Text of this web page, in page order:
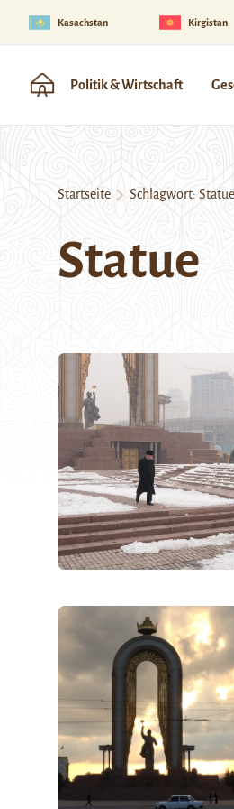
Kasachstan Kirgistan
Politik & Wirtschaft
Startseite Schlagwort: Statue
Statue